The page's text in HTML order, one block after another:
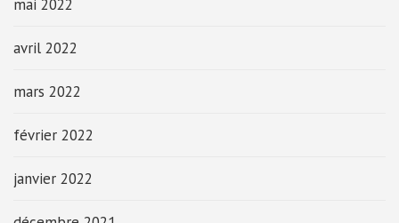
mai 2022
avril 2022
mars 2022
février 2022
janvier 2022